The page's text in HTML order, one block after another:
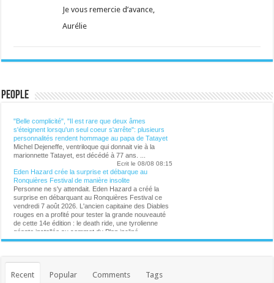
Je vous remercie d’avance,
Aurélie
People
Lalibre.be - CULTURE
"Belle complicité", "Il est rare que deux âmes
s'éteignent lorsqu'un seul coeur s'arrête": plusieurs
personnalités rendent hommage au papa de Tatayet
Michel Dejeneffe, ventriloque qui donnait vie à la
marionnette Tatayet, est décédé à 77 ans. ...
Ecrit le 08/08 08:15
Eden Hazard crée la surprise et débarque au
Ronquières Festival de manière insolite
Personne ne s'y attendait. Eden Hazard a créé la
surprise en débarquant au Ronquières Festival ce
vendredi 7 août 2026. L'ancien capitaine des Diables
rouges en a profité pour tester la grande nouveauté
de cette 14e édition : le death ride, une tyrolienne
géante installée au sommet du Plan incliné. ...
...
Management toxique, interviews complaisantes,
Recent Popular Comments Tags